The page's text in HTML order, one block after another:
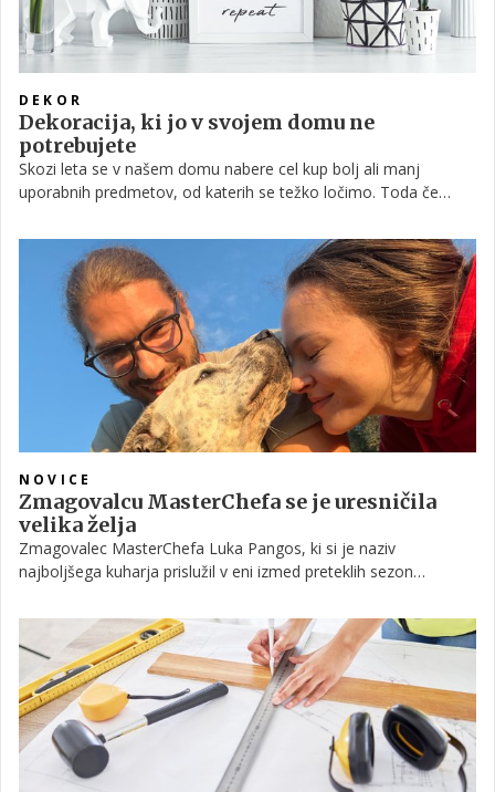
DEKOR
Dekoracija, ki jo v svojem domu ne
potrebujete
Skozi leta se v našem domu nabere cel kup bolj ali manj
uporabnih predmetov, od katerih se težko ločimo. Toda če
imajo zgolj dekorativno vrednost, morda ugotovimo da smo z
njimi nekoliko pretiravali. Sprehodimo se skozi seznam
dekoracije, ki bi se je za čist in urejen dom lahko znebili - pri
tem pa niti malo ogrozili estetike doma.
NOVICE
Zmagovalcu MasterChefa se je uresničila
velika želja
Zmagovalec MasterChefa Luka Pangos, ki si je naziv
najboljšega kuharja prislužil v eni izmed preteklih sezon
obveznostmi si zna vzeti tudi čas zase – in za svoje ljubljenčke.
Nedavno je v dom sprejel novo psičko, kar si je sicer želel že
nekaj časa, zdaj pa se mu je s prihodom rešenke Sore ta želja
tudi uresničila.